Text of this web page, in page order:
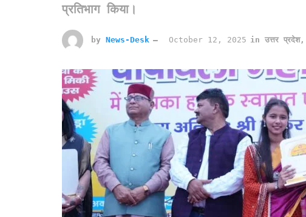
प्रतिभाग किया।
by News-Desk October 12, 2025 in उत्तर प्रदेश,